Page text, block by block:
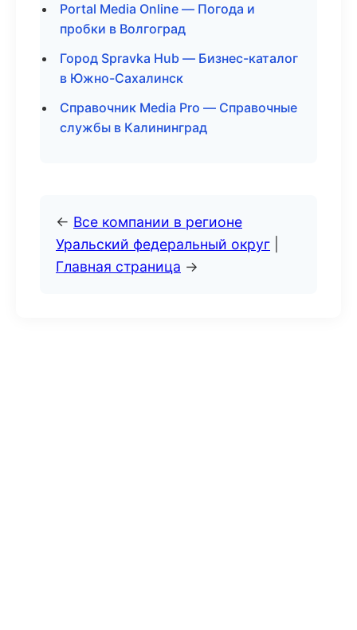
Portal Media Online — Погода и
пробки в Волгоград
Город Spravka Hub — Бизнес-каталог
в Южно-Сахалинск
Справочник Media Pro — Справочные
службы в Калининград
← Все компании в регионе
Уральский федеральный округ
Главная страница →